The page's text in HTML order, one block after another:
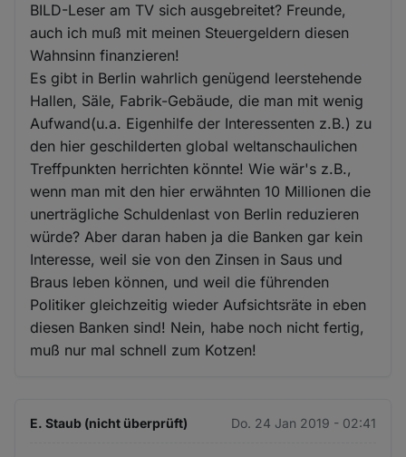
BILD-Leser am TV sich ausgebreitet? Freunde,
auch ich muß mit meinen Steuergeldern diesen
Wahnsinn finanzieren!
Es gibt in Berlin wahrlich genügend leerstehende
Hallen, Säle, Fabrik-Gebäude, die man mit wenig
Aufwand(u.a. Eigenhilfe der Interessenten z.B.) zu
den hier geschilderten global weltanschaulichen
Treffpunkten herrichten könnte! Wie wär's z.B.,
wenn man mit den hier erwähnten 10 Millionen die
unerträgliche Schuldenlast von Berlin reduzieren
würde? Aber daran haben ja die Banken gar kein
Interesse, weil sie von den Zinsen in Saus und
Braus leben können, und weil die führenden
Politiker gleichzeitig wieder Aufsichtsräte in eben
diesen Banken sind! Nein, habe noch nicht fertig,
muß nur mal schnell zum Kotzen!
E. Staub (nicht überprüft) Do. 24 Jan 2019 - 02:41